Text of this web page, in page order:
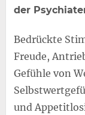
der
Bedrückte
Freude,
Gefühle von
und